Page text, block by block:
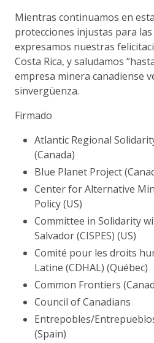
Mientras continuamos en
protecciones injustas para
expresamos nuestras
Costa Rica, y saludamos
empresa minera canadiense
sinvergüenza.
Firmado
Atlantic Regional
(Canada)
Blue Planet Project
Center for Alternative
Policy (US)
Committee in Solidarity
Salvador (CISPES) (US)
Comité pour les droits
Latine (CDHAL) (Québec)
Common Frontiers
Council of Canadians
Entrepobles/
(Spain)